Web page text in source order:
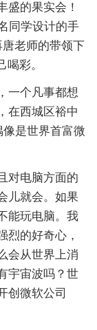
盛的果实会！
同学设计的手
老师的带领下
彩。
一个凡事都想
在西城区裕中
是世界首富微
对电脑方面的
儿就会。如果
能玩电脑。我
烈的好奇心，
会从世界上消
宇宙波吗？世
创微软公司